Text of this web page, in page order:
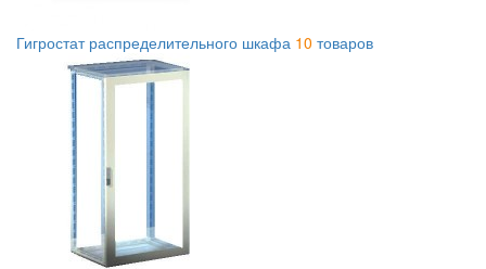
Гигростат распределительного шкафа 10 товаров